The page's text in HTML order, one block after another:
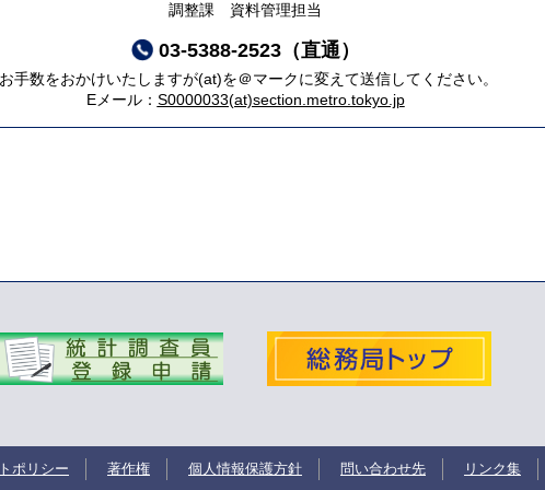
調整課 資料管理担当
03-5388-2523（直通）
手数をおかけいたしますが(at)を＠マークに変えて送信してください。
Eメール： S0000033(at)section.metro.tokyo.jp
ポリシー 著作権 個人情報保護方針 問い合わせ先 リンク集